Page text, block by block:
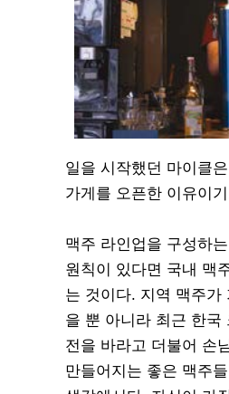
일을 시작했던 마이클
가게를 오픈한 이유이
맥주 라인업을 구성하
원칙이 있다면 국내 맥
는 것이다. 지역 맥주가
을 뿐 아니라 최근 한국
전을 바라고 더불어 손
만들어지는 좋은 맥주